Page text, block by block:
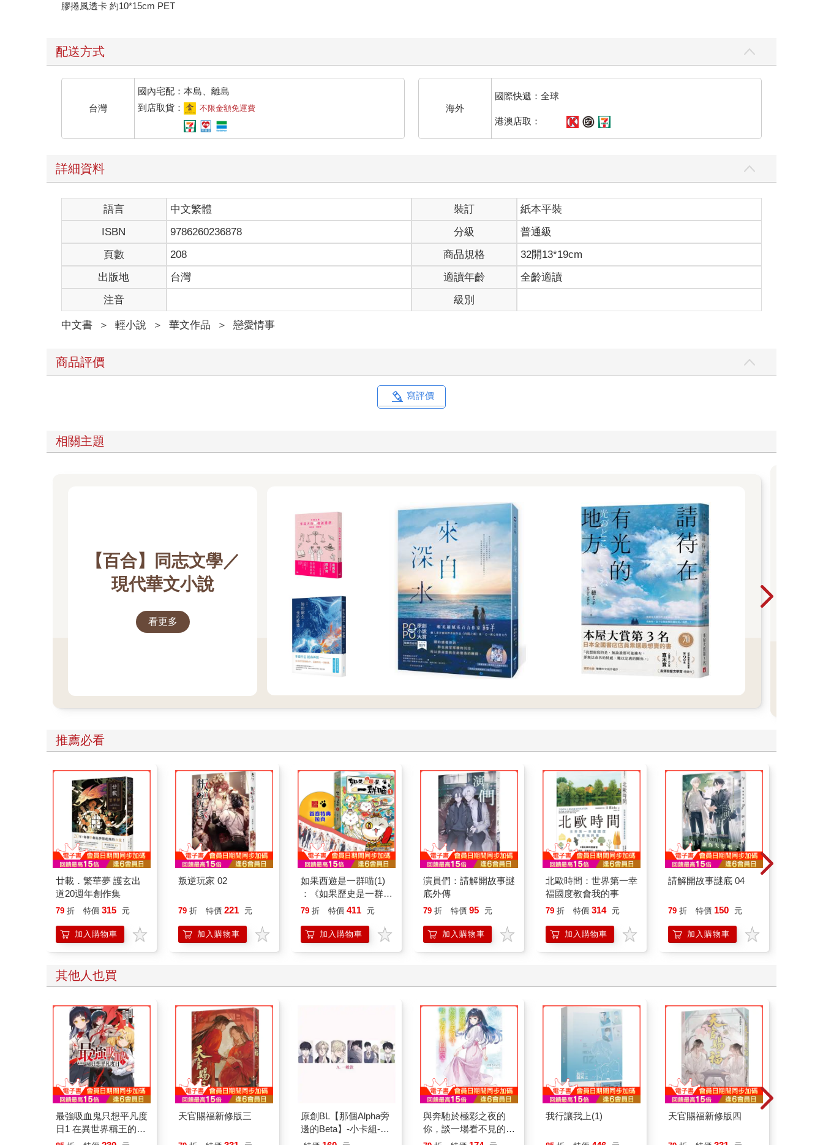
膠捲風透卡 約10*15cm PET
配送方式
台灣
國內宅配：本島、離島
到店取貨：
不限金額免運費 海外
國際快遞：全球
港澳店取：
詳細資料
語言 中文繁體 裝訂
紙本平裝
ISBN
9786260236878 分級
普通級
頁數
208 商品規格
32開13*19cm
出版地
台灣 適讀年齡
全齡適讀
注音
級別
中文書 ＞ 輕小說 ＞ 華文作品 ＞ 戀愛情事
商品評價
寫評價
相關主題
【百合】同志文學／
現代華文小說
看更多
推薦必看
廿載．繁華夢 護玄出
道20週年創作集
79 折 特價 315 元
加入購物車
叛逆玩家 02
79 折 特價 221 元
加入購物車
如果西遊是一群喵(1)
：《如果歷史是一群
喵》作者最新力作，附
79 折 特價 411 元
加入購物車
演員們：請解開故事謎
底外傳
79 折 特價 95 元
加入購物車
北歐時間：世界第一幸
福國度教會我的事
79 折 特價 314 元
加入購物車
請解開故事謎底 04
79 折 特價 150 元
加入購物車
其他人也買
最強吸血鬼只想平凡度
日1 在異世界稱王的吸
血鬼，回歸現代 (首刷
天官賜福新修版三
原創BL【那個Alpha旁
邊的Beta】-小卡組-A.
一般款
與奔馳於極彩之夜的
你，談一場看不見的戀
愛。
我行讓我上(1) 天官賜福新修版四